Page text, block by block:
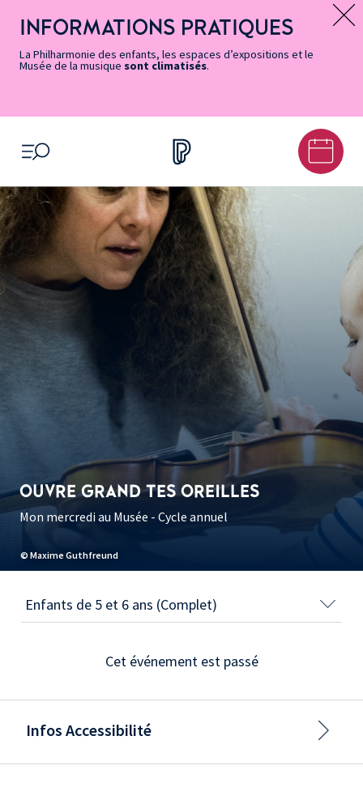
page
Accessibilité
accès
rapides
principal
contenu
principal
page
Message d’information
INFORMATIONS PRATIQUES
La Philharmonie des enfants, les espaces d’expositions et le
Musée de la musique sont climatisés.
OUVRIR LE MENU
© Maxime Guthfreund
OUVRE GRAND TES OREILLES
Mon mercredi au Musée - Cycle annuel
Cet événement est passé
Infos Accessibilité